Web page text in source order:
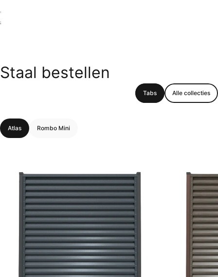
* Schattingen gebaseerd op branchegemiddelden. Levensduur kan variëren
afhankelijk van installatie en omgeving.
Staal bestellen
Tabs Alle collecties
Atlas Rombo Mini